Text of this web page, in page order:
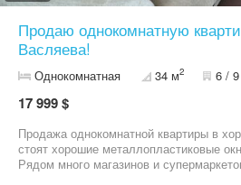
Продаю однокомнатную
Васляева!
Однокомнатная 34 м2 6 /
17 999 $
Продажа однокомнатной квартиры в
стоят хорошие металлопластиковые
Рядом много магазинов и